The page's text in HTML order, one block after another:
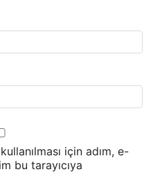
için adım, e-
bu tarayıcıya